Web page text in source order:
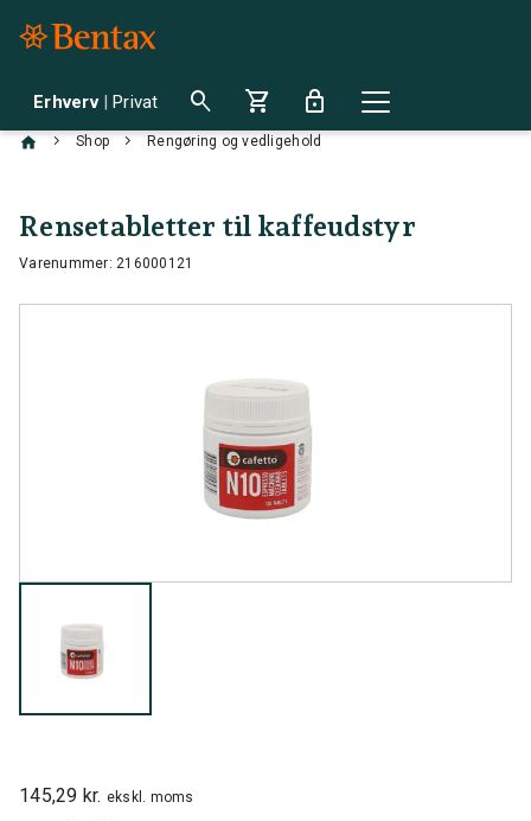
Erhverv | Privat search shopping_cart lock
chevron_right Shop chevron_right Rengøring og vedligehold
Rensetabletter til kaffeudstyr
Varenummer: 216000121
145,29 kr. ekskl. moms